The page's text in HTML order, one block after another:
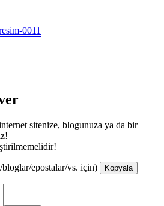
sitenize, blogunuza ya da bir
bloglar/epostalar/vs. için) Kopyala